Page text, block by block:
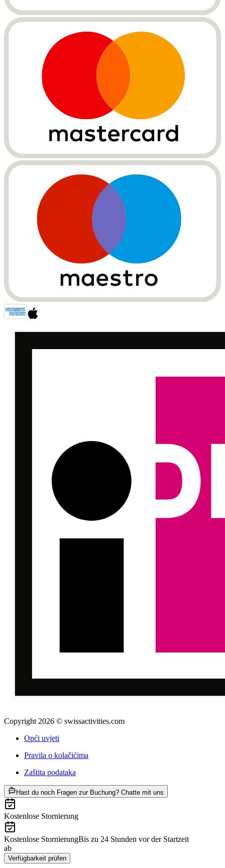
Copyright 2026 © swissactivities.com
Opći uvjeti
Pravila o kolačićima
Zaštita podataka
Hast du noch Fragen zur Buchung? Chatte mit uns
Kostenlose Stornierung
Kostenlose StornierungBis zu 24 Stunden vor der Startzeit
ab
Verfügbarkeit prüfen